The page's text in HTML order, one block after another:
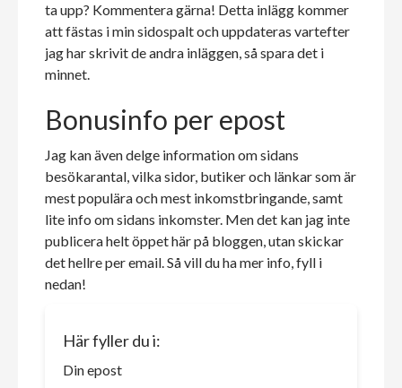
ta upp? Kommentera gärna! Detta inlägg kommer
att fästas i min sidospalt och uppdateras vartefter
jag har skrivit de andra inläggen, så spara det i
minnet.
Bonusinfo per epost
Jag kan även delge information om sidans
besökarantal, vilka sidor, butiker och länkar som är
mest populära och mest inkomstbringande, samt
lite info om sidans inkomster. Men det kan jag inte
publicera helt öppet här på bloggen, utan skickar
det hellre per email. Så vill du ha mer info, fyll i
nedan!
Här fyller du i:
Din epost